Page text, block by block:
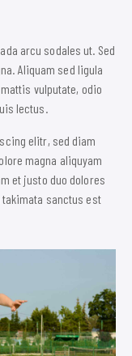
arcu sodales ut. Sed
Aliquam sed ligula
vulputate, odio
lectus.
elitr, sed diam
magna aliquyam
et justo duo dolores
takimata sanctus est